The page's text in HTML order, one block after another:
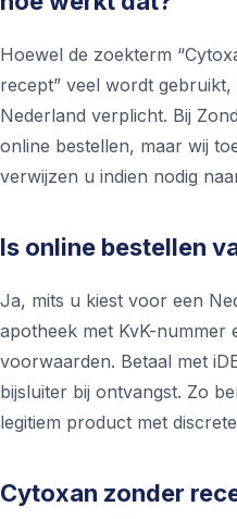
Hoewel de zoekterm
recept” veel wordt
Nederland verplicht. Bij
online bestellen, maar wij
verwijzen u indien nodig
Is online bestellen
Ja, mits u kiest voor een
apotheek met KvK-nummer
voorwaarden. Betaal met
bijsluiter bij ontvangst. Zo
legitiem product met
Cytoxan zonder